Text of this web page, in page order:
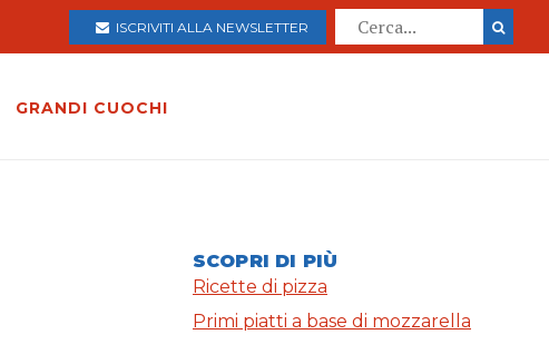
ISCRIVITI ALLA NEWSLETTER
GRANDI CUOCHI
SCOPRI DI PIÙ
Ricette di pizza
Primi piatti a base di mozzarella